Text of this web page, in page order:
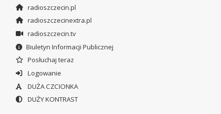
radioszczecin.pl
radioszczecinextra.pl
radioszczecin.tv
Biuletyn Informacji Publicznej
Posłuchaj teraz
Logowanie
DUŻA CZCIONKA
DUŻY KONTRAST